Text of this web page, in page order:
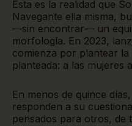
Esta es la realidad que
Navegante ella misma,
—sin encontrar— un
morfología. En 2023,
comienza por plantear
planteada: a las mujeres
En menos de quince
responden a su
pensados para otros, de